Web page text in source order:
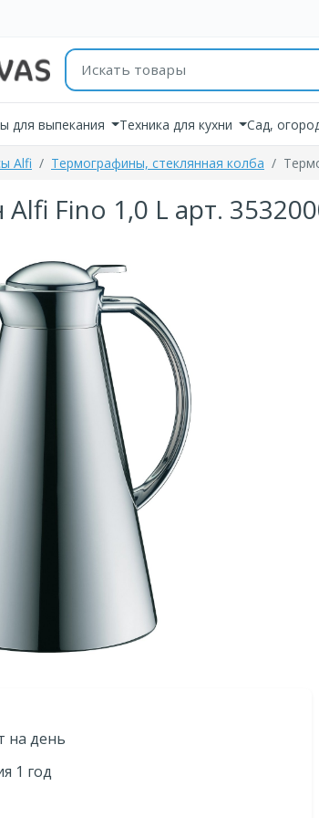
Поиск товаров
для выпекания Техника для кухни Сад,
Alfi Термографины, стеклянная колба
Fino 1,0 L арт.
на день
1 год